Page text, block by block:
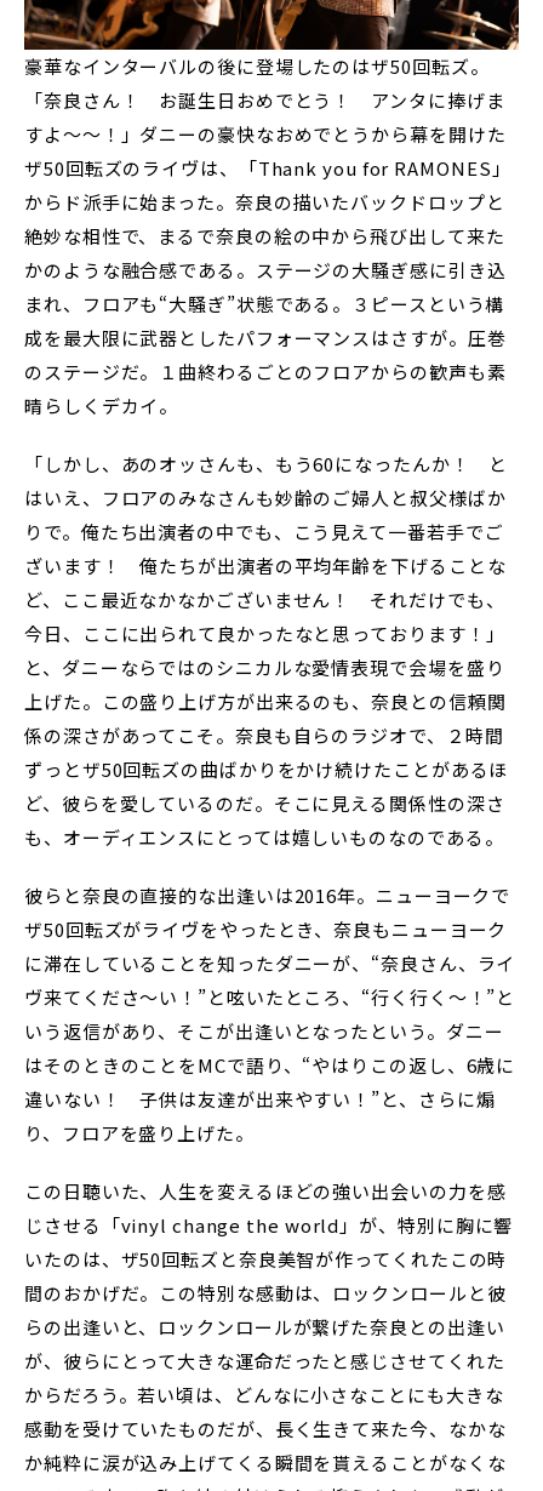
豪華なインターバルの後に登場したのはザ50回転ズ。
「奈良さん！ お誕生日おめでとう！ アンタに捧げま
すよ〜〜！」ダニーの豪快なおめでとうから幕を開けた
ザ50回転ズのライヴは、「Thank you for RAMONES」
からド派手に始まった。奈良の描いたバックドロップと
絶妙な相性で、まるで奈良の絵の中から飛び出して来た
かのような融合感である。ステージの大騒ぎ感に引き込
まれ、フロアも“大騒ぎ”状態である。３ピースという構
成を最大限に武器としたパフォーマンスはさすが。圧巻
のステージだ。１曲終わるごとのフロアからの歓声も素
晴らしくデカイ。
「しかし、あのオッさんも、もう60になったんか！ と
はいえ、フロアのみなさんも妙齢のご婦人と叔父様ばか
りで。俺たち出演者の中でも、こう見えて一番若手でご
ざいます！ 俺たちが出演者の平均年齢を下げることな
ど、ここ最近なかなかございません！ それだけでも、
今日、ここに出られて良かったなと思っております！」
と、ダニーならではのシニカルな愛情表現で会場を盛り
上げた。この盛り上げ方が出来るのも、奈良との信頼関
係の深さがあってこそ。奈良も自らのラジオで、２時間
ずっとザ50回転ズの曲ばかりをかけ続けたことがあるほ
ど、彼らを愛しているのだ。そこに見える関係性の深さ
も、オーディエンスにとっては嬉しいものなのである。
彼らと奈良の直接的な出逢いは2016年。ニューヨークで
ザ50回転ズがライヴをやったとき、奈良もニューヨーク
に滞在していることを知ったダニーが、“奈良さん、ライ
ヴ来てくださ〜い！”と呟いたところ、“行く行く〜！”と
いう返信があり、そこが出逢いとなったという。ダニー
はそのときのことをMCで語り、“やはりこの返し、6歳に
違いない！ 子供は友達が出来やすい！”と、さらに煽
り、フロアを盛り上げた。
この日聴いた、人生を変えるほどの強い出会いの力を感
じさせる「vinyl change the world」が、特別に胸に響
いたのは、ザ50回転ズと奈良美智が作ってくれたこの時
間のおかげだ。この特別な感動は、ロックンロールと彼
らの出逢いと、ロックンロールが繋げた奈良との出逢い
が、彼らにとって大きな運命だったと感じさせてくれた
からだろう。若い頃は、どんなに小さなことにも大きな
感動を受けていたものだが、長く生きて来た今、なかな
か純粋に涙が込み上げてくる瞬間を貰えることがなくな